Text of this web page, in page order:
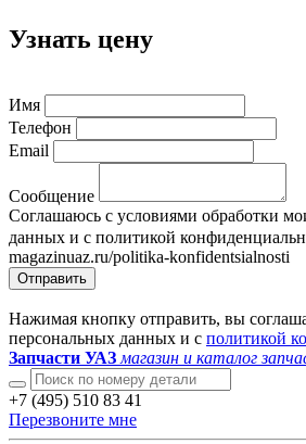
Узнать цену
Имя
Телефон
Email
Сообщение
Соглашаюсь с условиями обработки
данных и с политикой
magazinuaz.ru/politika-konfidentsialnosti
Отправить
Нажимая кнопку отправить, вы
персональных данных и с политикой
Запчасти УАЗ магазин и каталог
+7 (495) 510 83 41
Перезвоните мне